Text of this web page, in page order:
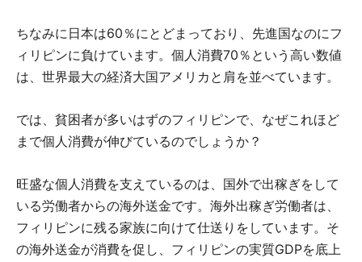
ちなみに日本は60％にとどまっており、先進国なのにフ
ィリピンに負けています。個人消費70％という高い数値
は、世界最大の経済大国アメリカと肩を並べています。
では、貧困者が多いはずのフィリピンで、なぜこれほど
まで個人消費が伸びているのでしょうか？
旺盛な個人消費を支えているのは、国外で出稼ぎをして
いる労働者からの海外送金です。海外出稼ぎ労働者は、
フィリピンに残る家族に向けて仕送りをしています。そ
の海外送金が消費を促し、フィリピンの実質GDPを底上